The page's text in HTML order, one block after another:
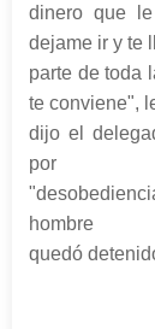
dinero que
dejame ir y te
parte de toda
te conviene",
dijo el
por
hombre
quedó